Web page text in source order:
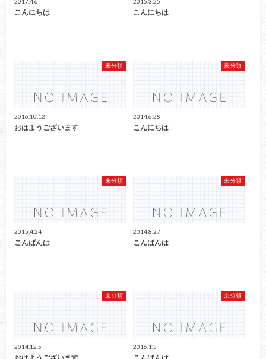
こんにちは こんにちは
未分類
2016.10.12
おはようございます
未分類
2014.6.28
こんにちは
未分類
2015.4.24
こんばんは
未分類
2014.8.27
こんばんは
未分類
2014.12.5
未分類
2016.1.3